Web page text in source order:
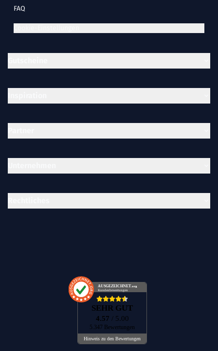
AUSGEZEICHNET.org
Kundenbewertungen
SEHR GUT
4.57 / 5.00
5.347 Bewertungen
Hinweis zu den Bewertungen
FAQ